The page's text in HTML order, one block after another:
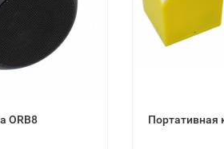
ORB8 Портативная